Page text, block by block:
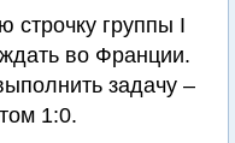
строчку группы I
во Франции.
задачу –
1:0.